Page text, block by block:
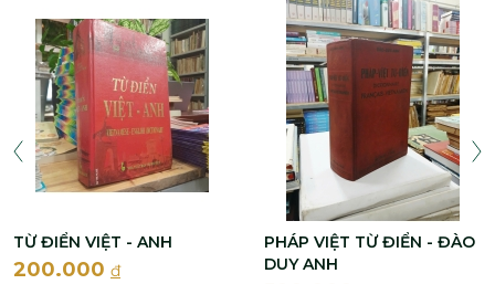
TỪ ĐIỂN VIỆT - ANH
200.000 đ
PHÁP VIỆT TỪ ĐIỂN - ĐÀO
DUY ANH